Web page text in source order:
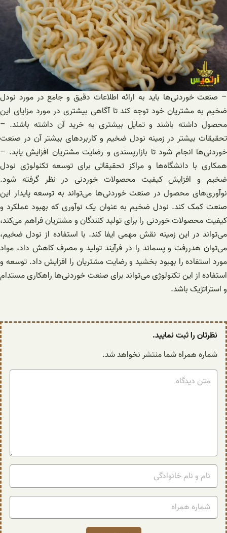
– صنعت خوردنی‌ها باید به ارائه اطلاعات دقیق و جامع در مورد نودل
ضخیم به مشتریان خود توجه کند تا آگاهی بیشتری در مورد مزایای این
محصول داشته باشند و تمایل بیشتری به خرید آن داشته باشند. –
تحقیقات بیشتر در زمینه نودل ضخیم و کاربردهای بیشتر آن در صنعت
خوردنی‌ها انجام شود تا بازارپسندی و رضایت مشتریان افزایش یابد. –
همکاری با دانشگاه‌ها و مراکز تحقیقاتی برای توسعه تکنولوژی نودل
ضخیم و افزایش کیفیت محصولات خوردنی در نظر گرفته شود.
نوآوری‌های محصول در صنعت خوردنی‌ها می‌تواند به توسعه پایدار این
صنعت کمک کند. نودل ضخیم به عنوان یک نوآوری که بهبود عملکرد و
کیفیت محصولات خوردنی را برای تولید کنندگان و مشتریان فراهم می‌کند،
می‌تواند در این زمینه نقش مهمی ایفا کند. با استفاده از نودل ضخیم،
می‌توان هدررفت و پسماند را در فرآیند تولید و مصرف کاهش داد، مواد
مورد استفاده را بهبود بخشید و رضایت مشتریان را افزایش داد. توسعه و
استفاده از این تکنولوژی می‌تواند برای صنعت خوردنی‌ها راهکاری مستدام
و استراتژیک باشد.
نظرتان را ثبت نمایید.
شماره همراه شما منتشر نخواهد شد.